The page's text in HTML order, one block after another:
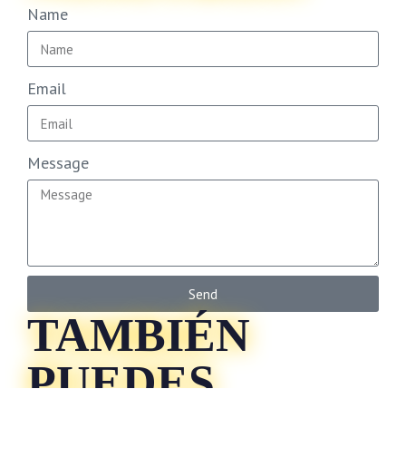
Name
Email
Message
Send
TAMBIÉN
PUEDES